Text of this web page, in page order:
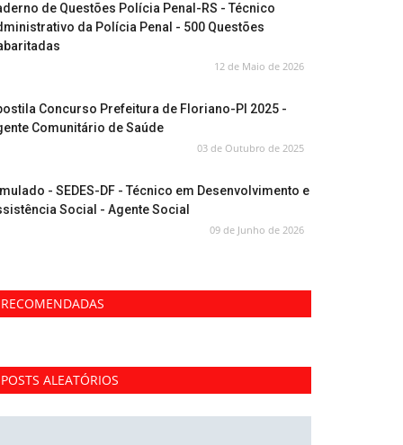
de Questões Polícia Penal-RS - Técnico
da Polícia Penal - 500 Questões
12 de Maio de 2026
Concurso Prefeitura de Floriano-PI 2025 -
Comunitário de Saúde
03 de Outubro de 2025
- SEDES-DF - Técnico em Desenvolvimento e
Social - Agente Social
09 de Junho de 2026
RECOMENDADAS
POSTS ALEATÓRIOS